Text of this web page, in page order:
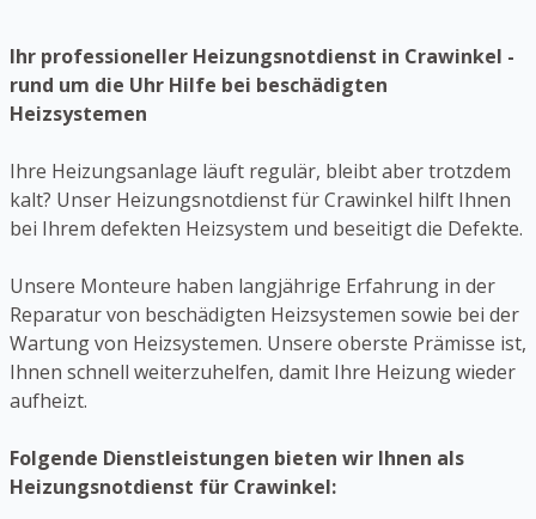
Ihr professioneller Heizungsnotdienst in Crawinkel -
rund um die Uhr Hilfe bei beschädigten
Heizsystemen
Ihre Heizungsanlage läuft regulär, bleibt aber trotzdem
kalt? Unser Heizungsnotdienst für Crawinkel hilft Ihnen
bei Ihrem defekten Heizsystem und beseitigt die Defekte.
Unsere Monteure haben langjährige Erfahrung in der
Reparatur von beschädigten Heizsystemen sowie bei der
Wartung von Heizsystemen. Unsere oberste Prämisse ist,
Ihnen schnell weiterzuhelfen, damit Ihre Heizung wieder
aufheizt.
Folgende Dienstleistungen bieten wir Ihnen als
Heizungsnotdienst für Crawinkel: